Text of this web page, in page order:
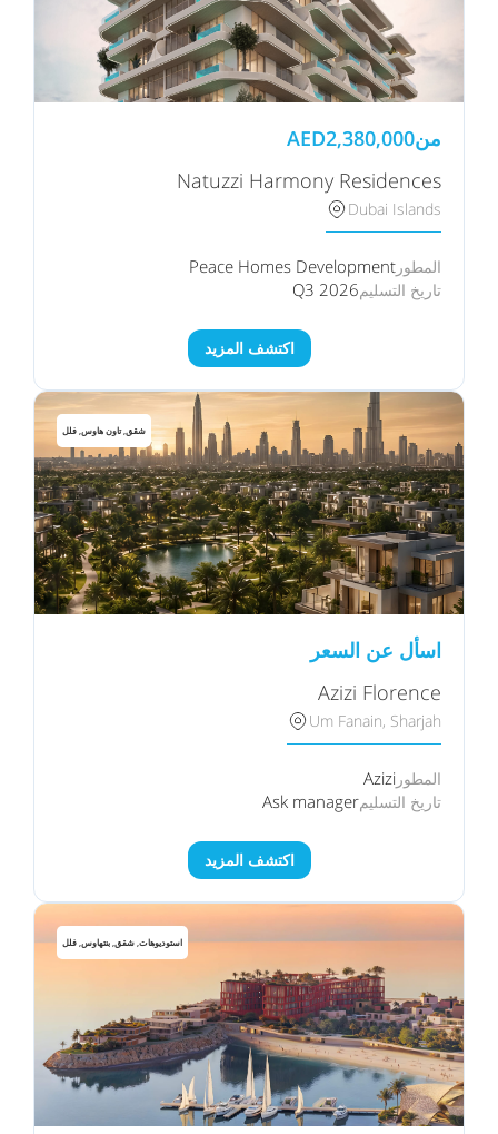
من AED2,380,000
Natuzzi Harmony Residences
Dubai Islands
المطور Peace Homes Development
تاريخ التسليمQ3 2026
اكتشف المزيد
شقق, تاون هاوس, فلل
اسأل عن السعر
Azizi Florence
Um Fanain, Sharjah
المطور Azizi
تاريخ التسليمAsk manager
اكتشف المزيد
استوديوهات, شقق, بنتهاوس, فلل